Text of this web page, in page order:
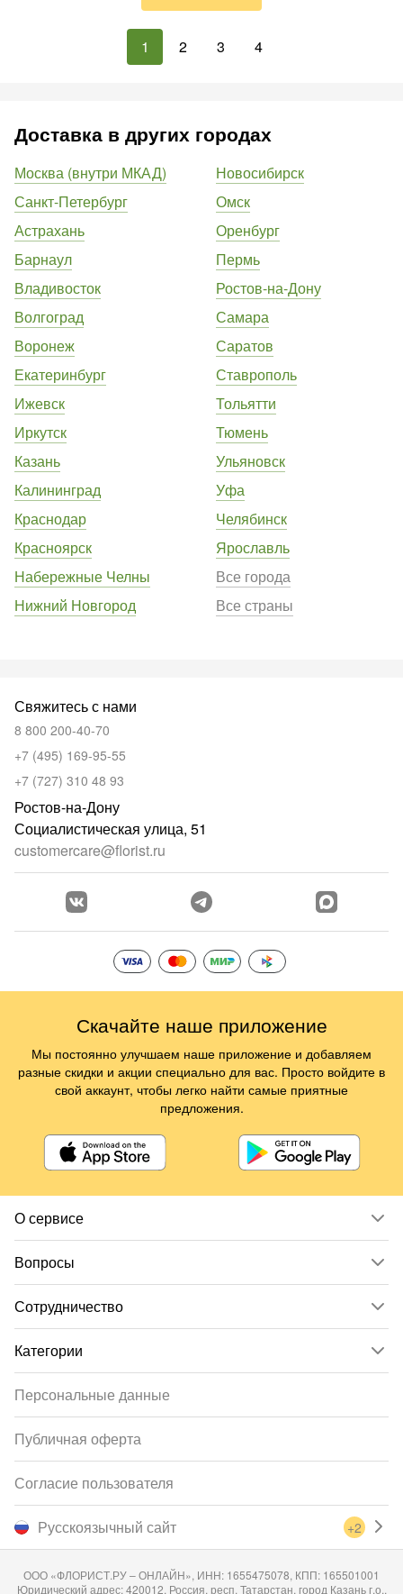
1 2 3 4
Доставка в других городах
Москва (внутри МКАД)
Санкт-Петербург
Астрахань
Барнаул
Владивосток
Волгоград
Воронеж
Екатеринбург
Ижевск
Иркутск
Казань
Калининград
Краснодар
Красноярск
Набережные Челны
Нижний Новгород
Новосибирск
Омск
Оренбург
Пермь
Ростов-на-Дону
Самара
Саратов
Ставрополь
Тольятти
Тюмень
Ульяновск
Уфа
Челябинск
Ярославль
Все города
Все страны
О сервисе
Вопросы
Сотрудничество
Категории
Свяжитесь с нами
8 800 200-40-70
+7 (495) 169-95-55
+7 (727) 310 48 93
Ростов-на-Дону
Социалистическая улица, 51
customercare@florist.ru
Русскоязычный сайт +2
Персональные данные
Публичная оферта
Согласие пользователя
ООО «ФЛОРИСТ.РУ – ОНЛАЙН», ИНН: 1655475078, КПП: 165501001
Юридический адрес: 420012, Россия, респ. Татарстан, город Казань г.о.,
Скачайте наше приложение
Мы постоянно улучшаем наше приложение и добавляем
разные скидки и акции специально для вас. Просто войдите в
свой аккаунт, чтобы легко найти самые приятные
предложения.